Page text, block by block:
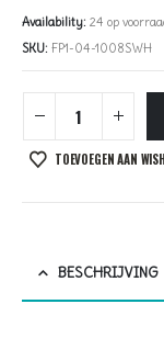
Availability: 24 op
SKU: FP1-04-1008SWH
TOEVOEGEN AAN
BESCHRIJVING